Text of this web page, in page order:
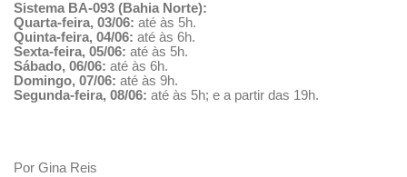
Sistema BA-093 (Bahia Norte):
Quarta-feira, 03/06: até às 5h.
Quinta-feira, 04/06: até às 6h.
Sexta-feira, 05/06: até às 5h.
Sábado, 06/06: até às 6h.
Domingo, 07/06: até às 9h.
Segunda-feira, 08/06: até às 5h; e a partir das 19h.
Por Gina Reis